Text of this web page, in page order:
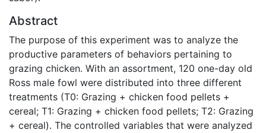
Abstract
The purpose of this experiment was to analyze the
productive parameters of behaviors pertaining to
grazing chicken. With an assortment, 120 one-day old
Ross male fowl were distributed into three different
treatments (T0: Grazing + chicken food pellets +
cereal; T1: Grazing + chicken food pellets; T2: Grazing
+ cereal). The controlled variables that were analyzed